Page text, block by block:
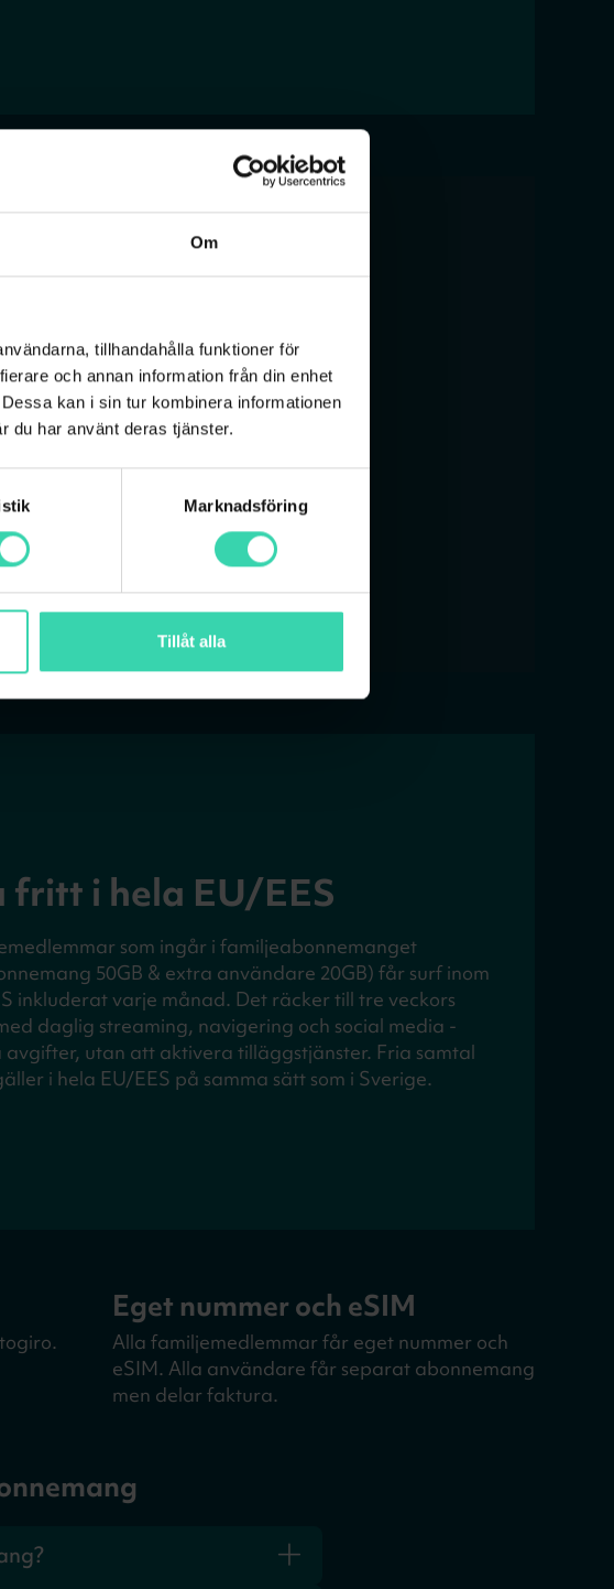
Om
tillhandahålla funktioner för
och annan information från din enhet
kan i sin tur kombinera informationen
du har använt deras tjänster.
Marknadsföring
Tillåt alla
fritt i hela EU/EES
som ingår i familjeabonnemanget
50GB & extra användare 20GB) får surf inom
inkluderat varje månad. Det räcker till tre veckors
daglig streaming, navigering och social media -
avgifter, utan att aktivera tilläggstjänster. Fria samtal
i hela EU/EES på samma sätt som i Sverige.
Eget nummer och eSIM
Alla familjemedlemmar får eget nummer och
eSIM. Alla användare får separat abonnemang
men delar faktura.